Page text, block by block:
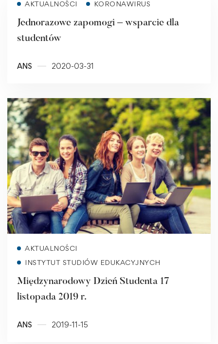
AKTUALNOŚCI KORONAWIRUS
Jednorazowe zapomogi – wsparcie dla
studentów
ANS 2020-03-31
AKTUALNOŚCI
INSTYTUT STUDIÓW EDUKACYJNYCH
Międzynarodowy Dzień Studenta 17
listopada 2019 r.
ANS 2019-11-15